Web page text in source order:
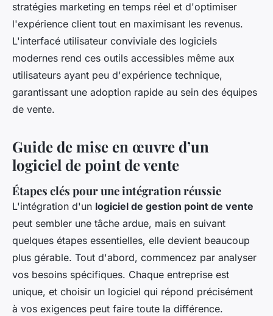
stratégies marketing en temps réel et d'optimiser
l'expérience client tout en maximisant les revenus.
L'interfacé utilisateur conviviale des logiciels
modernes rend ces outils accessibles même aux
utilisateurs ayant peu d'expérience technique,
garantissant une adoption rapide au sein des équipes
de vente.
Guide de mise en œuvre d’un
logiciel de point de vente
Étapes clés pour une intégration réussie
L'intégration d'un logiciel de gestion point de vente
peut sembler une tâche ardue, mais en suivant
quelques étapes essentielles, elle devient beaucoup
plus gérable. Tout d'abord, commencez par analyser
vos besoins spécifiques. Chaque entreprise est
unique, et choisir un logiciel qui répond précisément
à vos exigences peut faire toute la différence.